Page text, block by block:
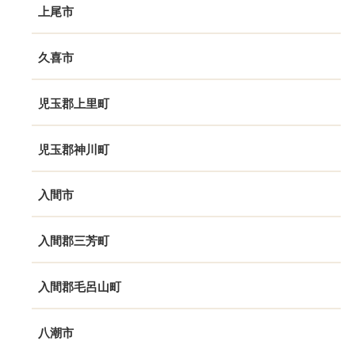
上尾市
久喜市
児玉郡上里町
児玉郡神川町
入間市
入間郡三芳町
入間郡毛呂山町
八潮市